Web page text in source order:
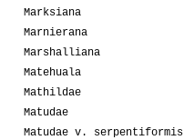
Marksiana
Marnierana
Marshalliana
Matehuala
Mathildae
Matudae
Matudae v. serpentiformis